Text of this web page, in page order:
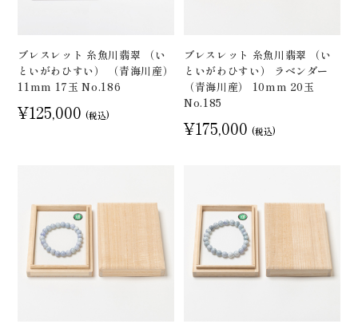
ブレスレット 糸魚川翡翠 （い
といがわひすい） （青海川産）
11mm 17玉 No.186
¥125,000 (税込)
ブレスレット 糸魚川翡翠 （い
といがわひすい） ラベンダー
（青海川産） 10mm 20玉
No.185
¥175,000 (税込)